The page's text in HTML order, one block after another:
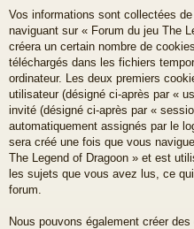
Vos informations sont collectées
naviguant sur « Forum du jeu The
créera un certain nombre de
téléchargés dans les fichiers
ordinateur. Les deux premiers
utilisateur (désigné ci-après par «
invité (désigné ci-après par «
automatiquement assignés par le
sera créé une fois que vous
The Legend of Dragoon » et est
les sujets que vous avez lus, ce
forum.
Nous pouvons également créer